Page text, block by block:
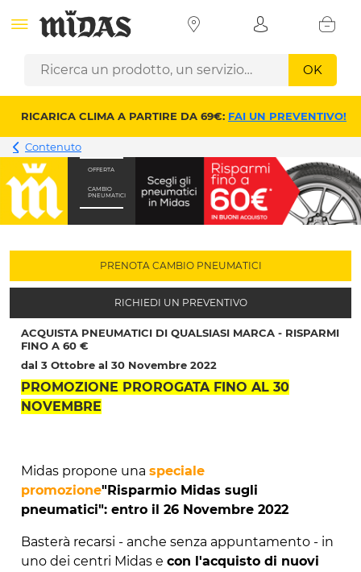
OK
RICARICA CLIMA A PARTIRE DA 69€: FAI UN PREVENTIVO!
Contenuto
OFFERTA
CAMBIO
PNEUMATICI
ACQUISTA PNEUMATICI DI QUALSIASI MARCA - RISPARMI
FINO A 60 €
dal 3 Ottobre al 30 Novembre 2022
PROMOZIONE PROROGATA FINO AL 30
NOVEMBRE
Midas propone una speciale
promozione"Risparmio Midas sugli
pneumatici": entro il 26 Novembre 2022
Basterà recarsi - anche senza appuntamento - in
uno dei centri Midas e con l'acquisto di nuovi
PRENOTA CAMBIO PNEUMATICI
RICHIEDI UN PREVENTIVO